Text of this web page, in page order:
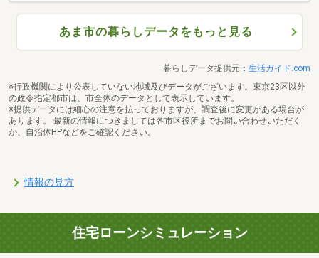
あま市の暮らしデータをもっと見る
暮らしデータ提供元： 生活ガイド.com
※行政機関により公表していない地域及びデータがございます。東京23区以外
の政令指定都市は、市全体のデータとして表示しています。
※提供データには細心の注意を払っておりますが、調査後に変更がある場合が
あります。 最新の情報につきましては各市区役所までお問い合わせいただく
か、自治体HPなどをご確認ください。
情報の見方
住宅ローンシミュレーション